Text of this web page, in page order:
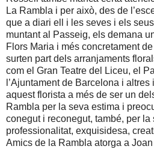
La Rambla i per això, des de
que a diari ell i les seves i els
muntant al Passeig, els demana
Flors Maria i més concretament
surten part dels arranjaments
com el Gran Teatre del Liceu, el
l’Ajuntament de Barcelona i
aquest florista a més de ser un
Rambla per la seva estima i
conegut i reconegut, també, per la
professionalitat, exquisidesa,
Amics de la Rambla atorga a